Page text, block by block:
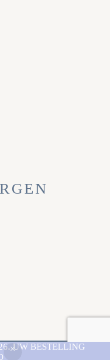
UW BESTELLING
-